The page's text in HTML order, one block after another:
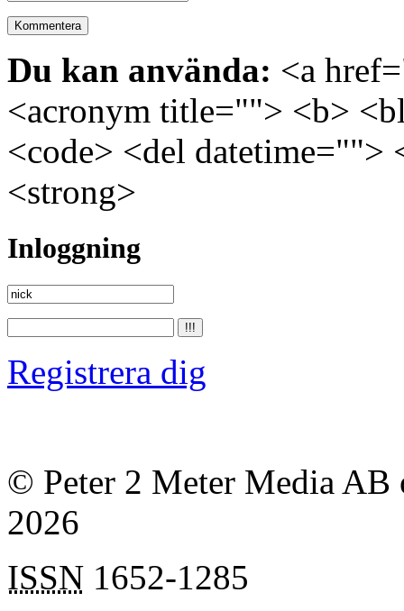
Du kan använda: <a
<acronym title=""> <b>
<code> <del
<strong>
Inloggning
Registrera dig
© Peter 2 Meter Media AB
2026
ISSN 1652-1285